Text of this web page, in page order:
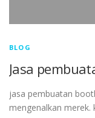
BLOG
Jasa
jasa pembuatan
mengenalkan